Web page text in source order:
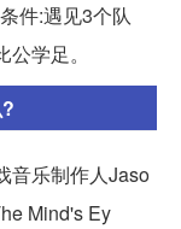
件:遇见3个队
学足。
音乐制作人Jaso
Mind's Ey